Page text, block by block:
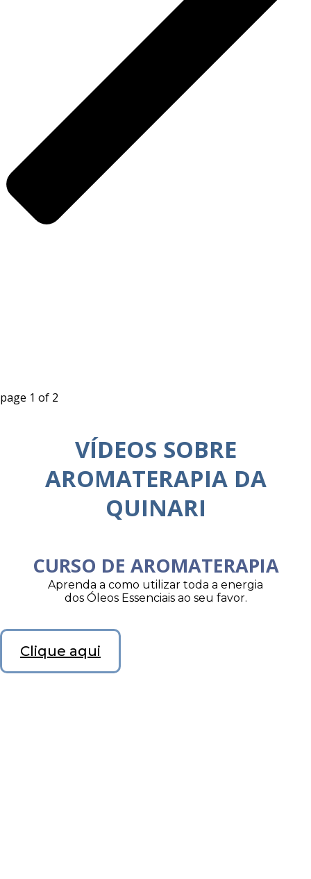
page 1 of 2
VÍDEOS SOBRE
AROMATERAPIA DA
QUINARI
CURSO DE AROMATERAPIA
Aprenda a como utilizar toda a energia
dos Óleos Essenciais ao seu favor.
Clique aqui